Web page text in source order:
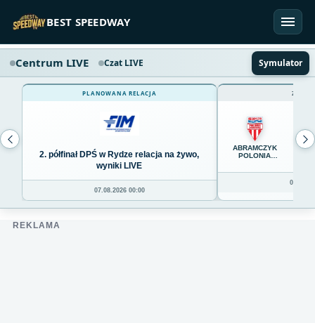
BEST SPEEDWAY
Centrum LIVE Czat LIVE Symulator
PLANOWANA RELACJA
2. półfinał DPŚ w Rydze relacja na żywo,
wyniki LIVE
07.08.2026 00:00
ABRAMCZYK
POLONIA
65
REKLAMA